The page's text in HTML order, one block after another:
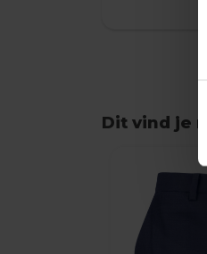
Dit vind je